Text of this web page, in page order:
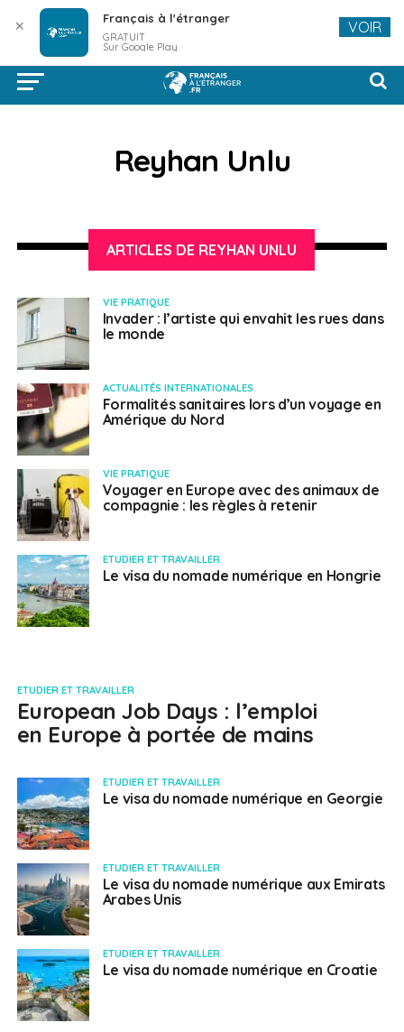
Reyhan Unlu
ARTICLES DE REYHAN UNLU
VIE PRATIQUE
Invader : l’artiste qui envahit les rues dans
le monde
ACTUALITÉS INTERNATIONALES
Formalités sanitaires lors d’un voyage en
Amérique du Nord
VIE PRATIQUE
Voyager en Europe avec des animaux de
compagnie : les règles à retenir
ETUDIER ET TRAVAILLER
Le visa du nomade numérique en Hongrie
ETUDIER ET TRAVAILLER
European Job Days : l’emploi
en Europe à portée de mains
ETUDIER ET TRAVAILLER
Le visa du nomade numérique en Georgie
ETUDIER ET TRAVAILLER
Le visa du nomade numérique aux Emirats
Arabes Unis
ETUDIER ET TRAVAILLER
Le visa du nomade numérique en Croatie
✕ Français à l'étranger
GRATUIT
Sur Google Play
VOIR